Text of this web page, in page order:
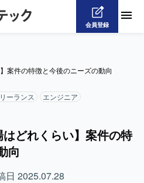
会員登録
案件の特徴と今後のニーズの動向
ーランス エンジニア
はどれくらい】案件の特
向
日 2025.07.28